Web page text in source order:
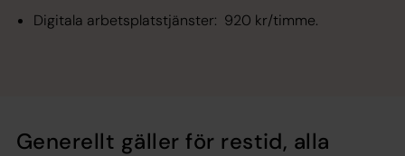
Digitala arbetsplatstjänster: 920 kr/timme.
Generellt gäller för restid, alla